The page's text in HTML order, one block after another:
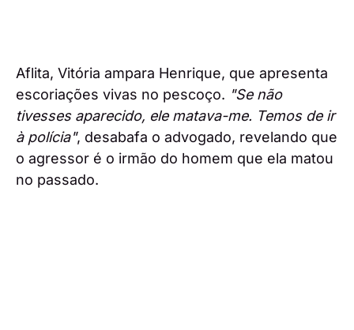
Aflita, Vitória ampara Henrique, que apresenta
escoriações vivas no pescoço. "Se não
tivesses aparecido, ele matava-me. Temos de ir
à polícia", desabafa o advogado, revelando que
o agressor é o irmão do homem que ela matou
no passado.